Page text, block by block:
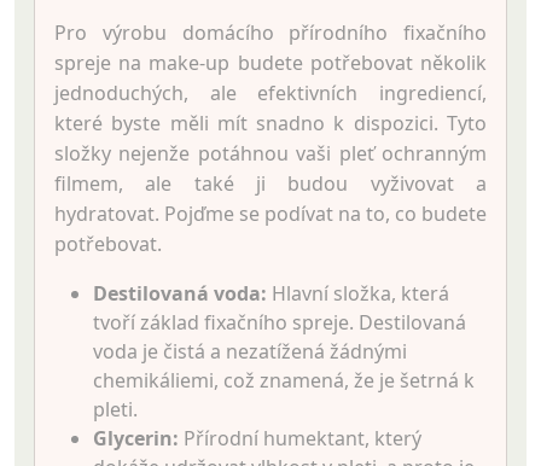
Pro výrobu domácího přírodního fixačního
spreje na make-up budete potřebovat několik
jednoduchých, ale efektivních ingrediencí,
které byste měli mít snadno k dispozici. Tyto
složky nejenže potáhnou vaši pleť ochranným
filmem, ale také ji budou vyživovat a
hydratovat. Pojďme se podívat na to, co budete
potřebovat.
Destilovaná voda: Hlavní složka, která
tvoří základ fixačního spreje. Destilovaná
voda je čistá a nezatížená žádnými
chemikáliemi, což znamená, že je šetrná k
pleti.
Glycerin: Přírodní humektant, který